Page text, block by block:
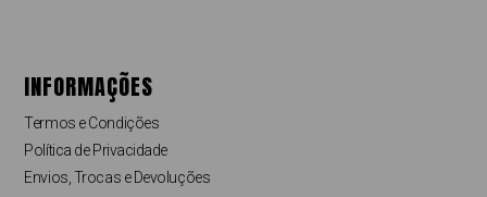
INFORMAÇÕES
Termos e Condições
Política de Privacidade
Envios, Trocas e Devoluções